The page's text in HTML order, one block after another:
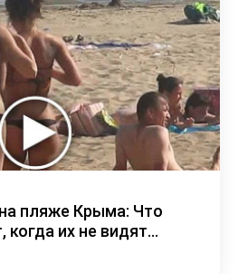
пляже Крыма: Что
их не видят...